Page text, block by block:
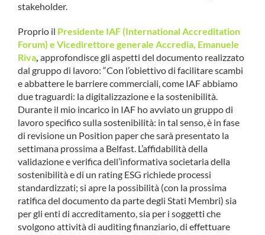
stakeholder.
Proprio il Presidente IAF (International Accreditation
Forum) e Vicedirettore generale Accredia, Emanuele
Riva, approfondisce gli aspetti del documento realizzato
dal gruppo di lavoro: “Con l’obiettivo di facilitare scambi
e abbattere le barriere commerciali, come IAF abbiamo
due traguardi: la digitalizzazione e la sostenibilità.
Durante il mio incarico in IAF ho avviato un gruppo di
lavoro specifico sulla sostenibilità: in tal senso, è in fase
di revisione un Position paper che sarà presentato la
settimana prossima a Belfast. L’affidabilità della
validazione e verifica dell’informativa societaria della
sostenibilità e di un rating ESG richiede processi
standardizzati; si apre la possibilità (con la prossima
ratifica del documento da parte degli Stati Membri) sia
per gli enti di accreditamento, sia per i soggetti che
svolgono attività di auditing finanziario, di effettuare